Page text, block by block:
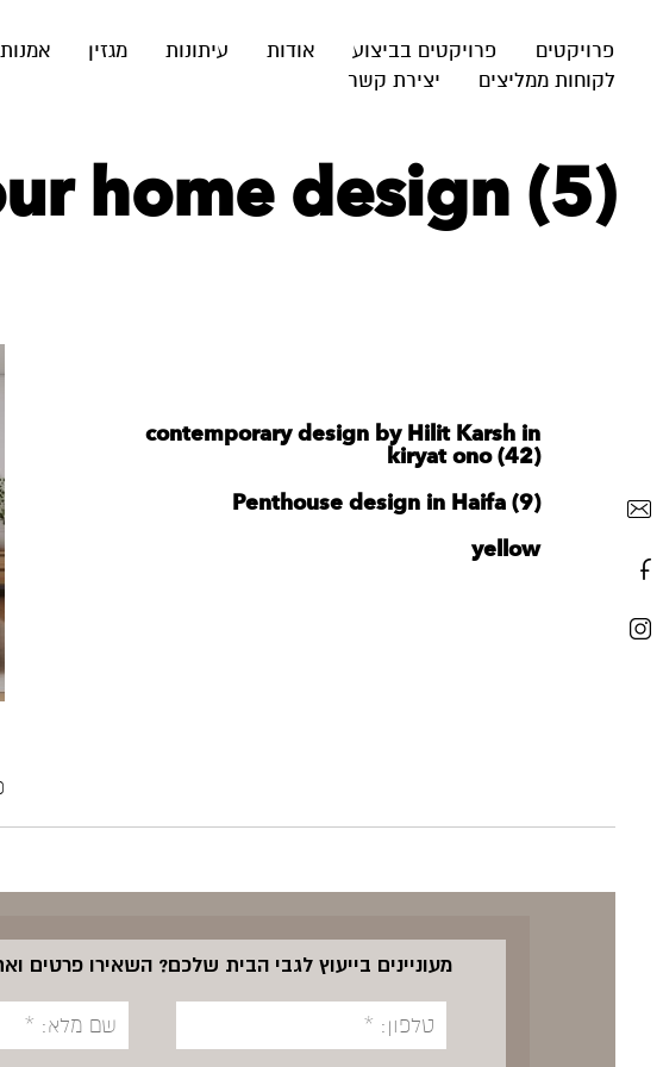
פרויקטים פרויקטים בביצוע אודות עיתונות מגזין אמנות
לקוחות ממליצים
יצירת קשר
home design (5)
contemporary design by Hilit Karsh in
kiryat ono (42)
Penthouse design in Haifa (9)
yellow
מעוניינים בייעוץ לגבי הבית שלכם? השאירו פרטים